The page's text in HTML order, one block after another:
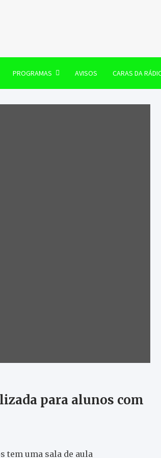
PROGRAMAS AVISOS CARAS DA
para alunos com
tem uma sala de aula